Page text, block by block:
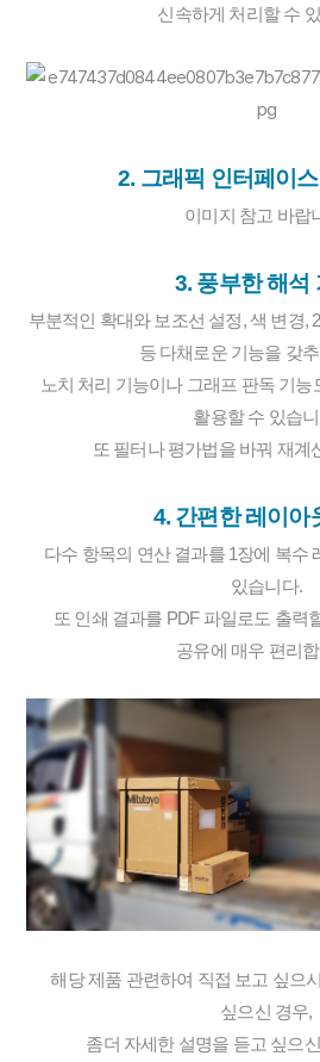
신속하게 처리할 수
2. 그래픽 인터페이
이미지 참고 바랍
3. 풍부한 해석
부분적인 확대와 보조선 설정, 색 변경,
등 다채로운 기능을 갖
노치 처리 기능이나 그래프 판독 기
활용할 수 있습
또 필터나 평가법을 바꿔 재계
4. 간편한 레이아
다수 항목의 연산 결과를 1장에 복수
있습니다.
또 인쇄 결과를 PDF 파일로도 출력
공유에 매우 편리
해당 제품 관련하여 직접 보고 싶으
싶으신 경우,
좀더 자세한 설명을 듣고 싶으